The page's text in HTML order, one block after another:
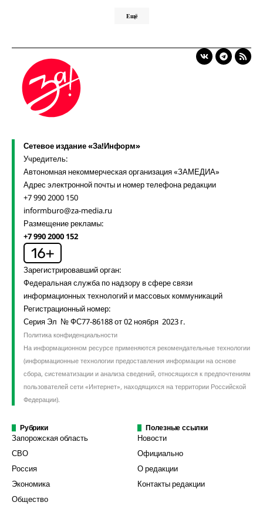
Ещё
Сетевое издание «За!Информ»
Учредитель:
Автономная некоммерческая организация «ЗАМЕДИА»
Адрес электронной почты и номер телефона редакции
+7 990 2000 150
informburo@za-media.ru
Размещение рекламы:
+7 990 2000 152
Зарегистрировавший орган:
Федеральная служба по надзору в сфере связи
информационных технологий и массовых коммуникаций
Регистрационный номер:
Серия Эл № ФС77-86188 от 02 ноября 2023 г.
Политика конфиденциальности
На информационном ресурсе применяются рекомендательные технологии
(информационные технологии предоставления информации на основе
сбора, систематизации и анализа сведений, относящихся к предпочтениям
пользователей сети «Интернет», находящихся на территории Российской
Федерации).
Рубрики
Запорожская область
СВО
Россия
Экономика
Общество
Полезные ссылки
Новости
Официально
О редакции
Контакты редакции